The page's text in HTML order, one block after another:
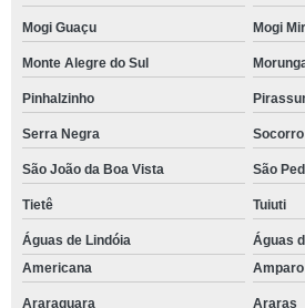
Mogi Guaçu Mogi
Monte Alegre do Sul
Pinhalzinho
Serra Negra Socorro
São João da Boa Vista São
Tietê Tuiuti
Águas de Lindóia
Águas
Americana
Amparo
Araraquara Araras